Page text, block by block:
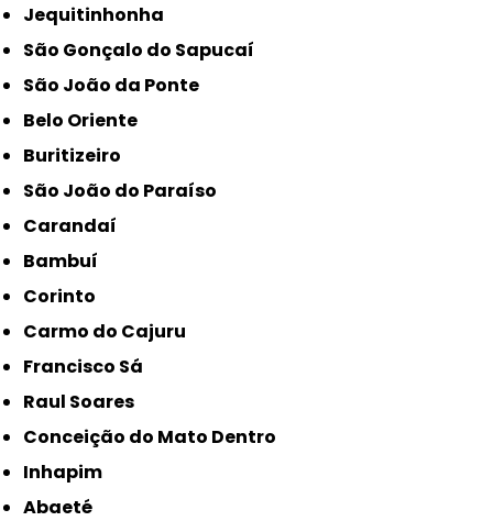
Jequitinhonha
São Gonçalo do Sapucaí
São João da Ponte
Belo Oriente
Buritizeiro
São João do Paraíso
Carandaí
Bambuí
Corinto
Carmo do Cajuru
Francisco Sá
Raul Soares
Conceição do Mato Dentro
Inhapim
Abaeté